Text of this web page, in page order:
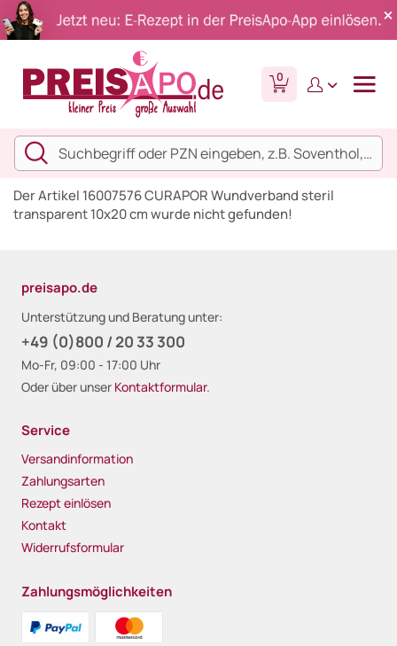
0
Der Artikel 16007576 CURAPOR Wundverband steril
transparent 10x20 cm wurde nicht gefunden!
preisapo.de
Unterstützung und Beratung unter:
+49 (0)800 / 20 33 300
Mo-Fr, 09:00 - 17:00 Uhr
Oder über unser Kontaktformular.
Service
Versandinformation
Zahlungsarten
Rezept einlösen
Kontakt
Widerrufsformular
Zahlungsmöglichkeiten